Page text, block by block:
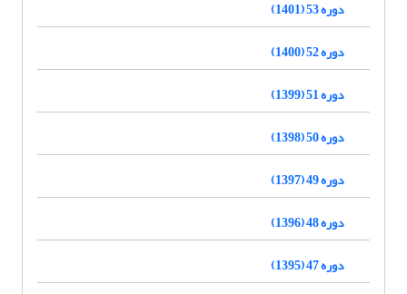
دوره 53 (1401)
دوره 52 (1400)
دوره 51 (1399)
دوره 50 (1398)
دوره 49 (1397)
دوره 48 (1396)
دوره 47 (1395)